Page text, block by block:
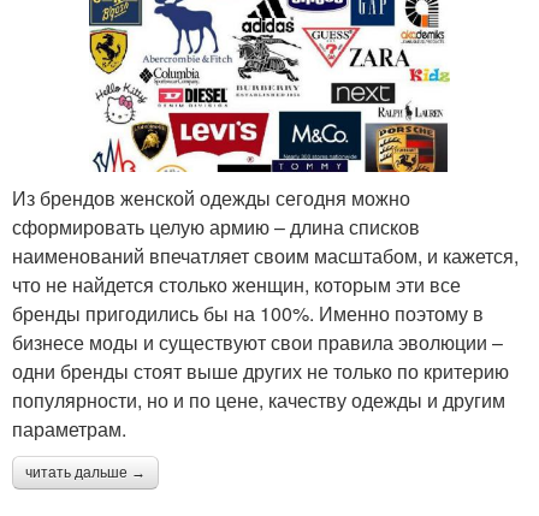
Из брендов женской одежды сегодня можно
сформировать целую армию – длина списков
наименований впечатляет своим масштабом, и кажется,
что не найдется столько женщин, которым эти все
бренды пригодились бы на 100%. Именно поэтому в
бизнесе моды и существуют свои правила эволюции –
одни бренды стоят выше других не только по критерию
популярности, но и по цене, качеству одежды и другим
параметрам.
читать дальше →